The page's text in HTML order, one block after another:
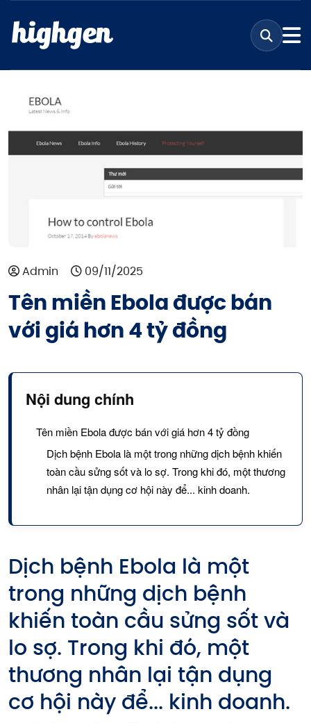
Admin 09/11/2025
Tên miền Ebola được bán
với giá hơn 4 tỷ đồng
Nội dung chính
Tên miền Ebola được bán với giá hơn 4 tỷ đồng
Dịch bệnh Ebola là một trong những dịch bệnh khiến
toàn cầu sửng sốt và lo sợ. Trong khi đó, một thương
nhân lại tận dụng cơ hội này để... kinh doanh.
Dịch bệnh Ebola là một
trong những dịch bệnh
khiến toàn cầu sửng sốt và
lo sợ. Trong khi đó, một
thương nhân lại tận dụng
cơ hội này để... kinh doanh.